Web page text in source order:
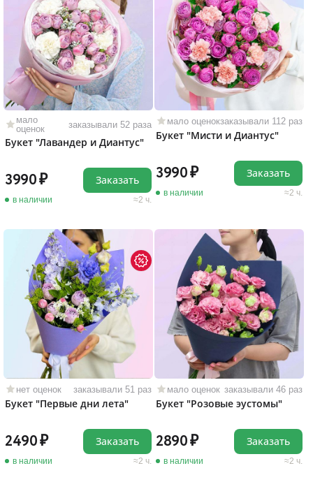
мало
оценок
заказывали 52 раза
Букет "Лавандер и Диантус"
3990
в наличии 2 ч.
Заказать
мало оценокзаказывали 112 раз
Букет "Мисти и Диантус"
3990
в наличии 2 ч.
Заказать
нет оценок заказывали 51 раз
Букет "Первые дни лета"
2490
в наличии 2 ч.
Заказать
мало оценок заказывали 46 раз
Букет "Розовые эустомы"
2890
в наличии 2 ч.
Заказать